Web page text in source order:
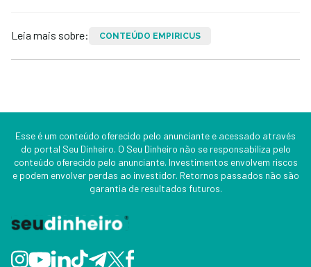
Leia mais sobre: CONTEÚDO EMPIRICUS
Esse é um conteúdo oferecido pelo anunciante e acessado através
do portal Seu Dinheiro. O Seu Dinheiro não se responsabiliza pelo
conteúdo oferecido pelo anunciante. Investimentos envolvem riscos
e podem envolver perdas ao investidor. Retornos passados não são
garantia de resultados futuros.